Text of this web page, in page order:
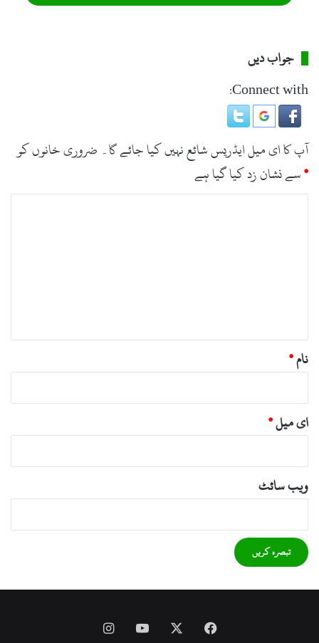
جواب دیں
Connect with:
آپ کا ای میل ایڈریس شائع نہیں کیا جائے گا۔ ضروری خانوں کو
*سے نشان زد کیا گیا ہے
نام*
ای میل*
ویب‌ سائٹ
Facebook
YouTube